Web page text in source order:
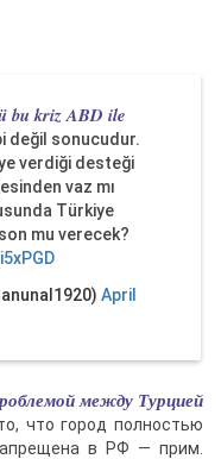
bu kriz ABD ile
değil sonucudur.
verdiği desteği
vaz mı
Türkiye
mu verecek?
April
между Турцией
что город полностью
в РФ — прим.